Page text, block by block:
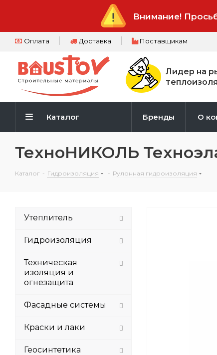
Внимание!
Оплата Доставка Поставщикам
Лидер на
Каталог Бренды О
ТехноНИКОЛЬ
Каталог - Гидроизоляция - Рулонная гидроизоляция
Утеплитель
Гидроизоляция
Техническая
изоляция и
огнезащита
Фасадные системы
Краски и лаки
Геосинтетика